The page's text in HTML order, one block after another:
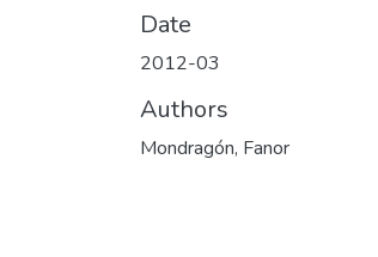
Date
2012-03
Authors
Mondragón, Fanor